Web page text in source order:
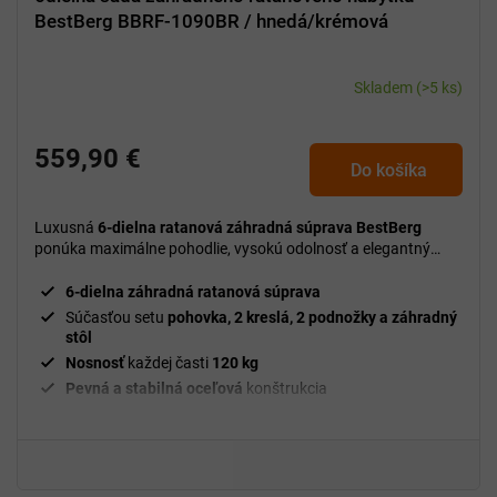
BestBerg BBRF-1090BR / hnedá/krémová
Skladem (>5 ks)
559,90 € Do košíka
Luxusná 6-dielna ratanová záhradná súprava BestBerg
ponúka maximálne pohodlie, vysokú odolnosť a elegantný
balkóne.6-dielna záhradná ratanová súprava
Súčasťou setu pohovka, 2 kreslá, 2 podnožky a záhradný
stôl
Nosnosťkaždej časti 120 kg
Pevná a stabilná oceľová konštrukcia